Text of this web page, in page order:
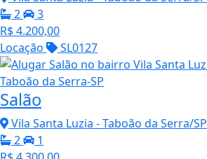
2
3
R$ 4.200,00
Locação
SL0127
Salão
Vila Santa Luzia - Taboão da Serra/SP
2
1